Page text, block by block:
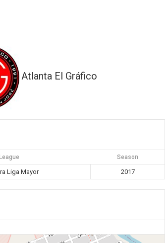
Atlanta El Gráfico
League Season
Liga Mayor 2017